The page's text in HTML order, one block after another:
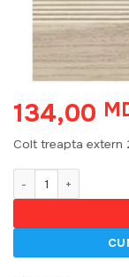
134,00
Colt treapta extern